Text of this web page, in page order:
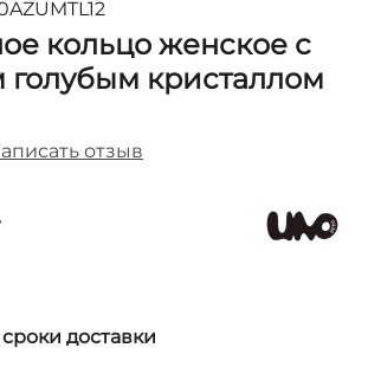
кольцо женское с
кристаллом
отзыв
доставки